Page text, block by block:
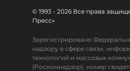
© 1993 - 2026 Все права
Пресс»
Зарегистрировано
надзору в сфере связи,
технологий и массовых
(Роскомнадзор), номер